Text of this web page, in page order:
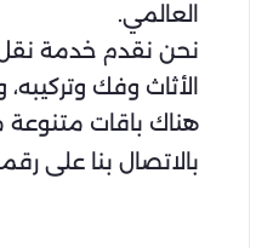
العالمي.
نحن نقدم خدمة نقل
الأثاث وفك
هناك باقات
بالاتصال بنا على رقمنا التالي “0527514348” أو عبر وسائل التواصل الاجتماعي